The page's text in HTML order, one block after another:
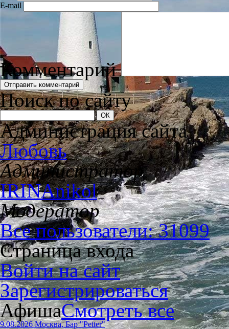
E-mail
Комментарий
Поиск по сайту
Администрация сайта
Любовь
Администратор
IRINAnikol
Модератор
Все пользователи: 31099
Страница входа
Войти на сайт
Зарегистрироваться
АфишаСмотреть все
9.08.2026 Москва, Бар "Petter"